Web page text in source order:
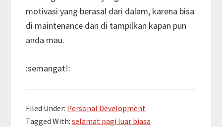
motivasi yang berasal dari dalam, karena bisa
di maintenance dan di tampilkan kapan pun
anda mau.
:semangat!:
Filed Under: Personal Development
Tagged With:selamat pagi luar biasa